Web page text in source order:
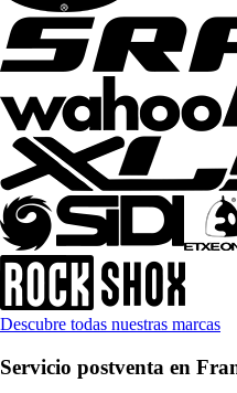
Descubre todas nuestras marcas
Servicio postventa en